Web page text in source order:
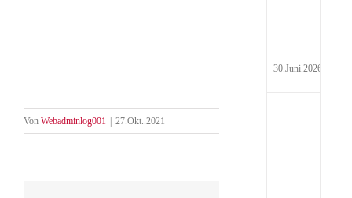
Von Webadminlog001 | 27.Okt..2021
30.Juni.2026